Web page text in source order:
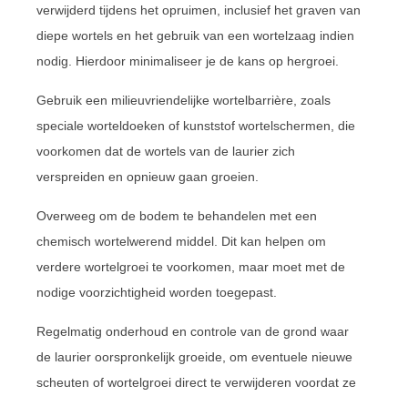
verwijderd tijdens het opruimen, inclusief het graven van
diepe wortels en het gebruik van een wortelzaag indien
nodig. Hierdoor minimaliseer je de kans op hergroei.
Gebruik een milieuvriendelijke wortelbarrière, zoals
speciale worteldoeken of kunststof wortelschermen, die
voorkomen dat de wortels van de laurier zich
verspreiden en opnieuw gaan groeien.
Overweeg om de bodem te behandelen met een
chemisch wortelwerend middel. Dit kan helpen om
verdere wortelgroei te voorkomen, maar moet met de
nodige voorzichtigheid worden toegepast.
Regelmatig onderhoud en controle van de grond waar
de laurier oorspronkelijk groeide, om eventuele nieuwe
scheuten of wortelgroei direct te verwijderen voordat ze